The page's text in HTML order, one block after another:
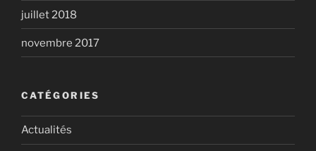
juillet 2018
novembre 2017
CATÉGORIES
Actualités